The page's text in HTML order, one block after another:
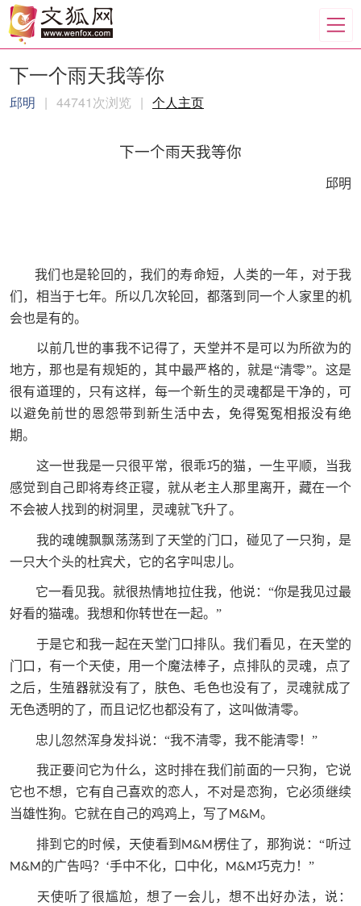
下一个雨天我等你
邱明 | 44741次浏览 | 个人主页
下一个雨天我等你
邱明
我们也是轮回的，我们的寿命短，人类的一年，对于我
们，相当于七年。所以几次轮回，都落到同一个人家里的机
会也是有的。
以前几世的事我不记得了，天堂并不是可以为所欲为的
地方，那也是有规矩的，其中最严格的，就是“清零”。这是
很有道理的，只有这样，每一个新生的灵魂都是干净的，可
以避免前世的恩怨带到新生活中去，免得冤冤相报没有绝
期。
这一世我是一只很平常，很乖巧的猫，一生平顺，当我
感觉到自己即将寿终正寝，就从老主人那里离开，藏在一个
不会被人找到的树洞里，灵魂就飞升了。
我的魂魄飘飘荡荡到了天堂的门口，碰见了一只狗，是
一只大个头的杜宾犬，它的名字叫忠儿。
它一看见我。就很热情地拉住我，他说：“你是我见过最
好看的猫魂。我想和你转世在一起。”
于是它和我一起在天堂门口排队。我们看见，在天堂的
门口，有一个天使，用一个魔法棒子，点排队的灵魂，点了
之后，生殖器就没有了，肤色、毛色也没有了，灵魂就成了
无色透明的了，而且记忆也都没有了，这叫做清零。
忠儿忽然浑身发抖说：“我不清零，我不能清零！”
我正要问它为什么，这时排在我们前面的一只狗，它说
它也不想，它有自己喜欢的恋人，不对是恋狗，它必须继续
当雄性狗。它就在自己的鸡鸡上，写了M&M。
排到它的时候，天使看到 M&M楞住了，那狗说：“听过
M&M的广告吗？‘手中不化，口中化， M&M巧克力！”
天使听了很尴尬，想了一会儿，想不出好办法，说：